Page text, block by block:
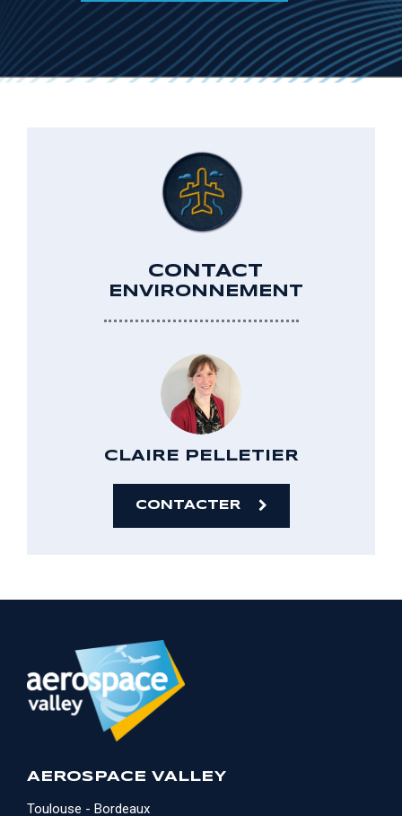
CONTACT
ENVIRONNEMENT
CLAIRE PELLETIER
CONTACTER
AEROSPACE VALLEY
Toulouse - Bordeaux